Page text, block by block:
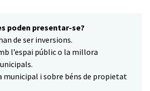
poden presentar-se?
de ser inversions.
l’espai públic o la millora
municipal i sobre béns de propietat